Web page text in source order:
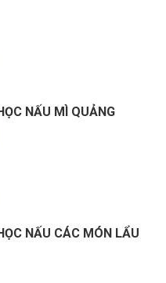
NẤU MÌ QUẢNG
NẤU CÁC MÓN LẨU